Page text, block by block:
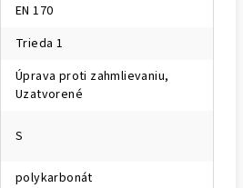
EN 170
Trieda 1
Úprava proti zahmlievaniu,
Uzatvorené
S
polykarbonát